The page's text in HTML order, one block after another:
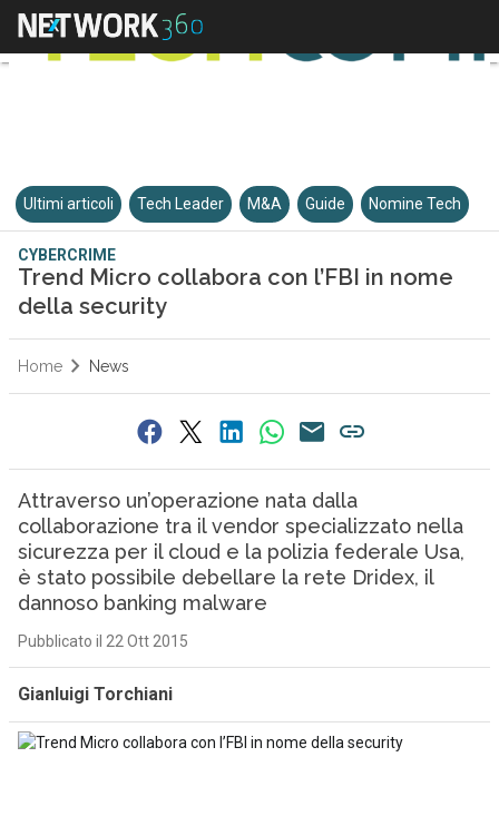
Ultimi articoli Tech Leader M&A Guide Nomine Tech
CYBERCRIME
Trend Micro collabora con l’FBI in nome
della security
Home News
Attraverso un’operazione nata dalla
collaborazione tra il vendor specializzato nella
sicurezza per il cloud e la polizia federale Usa,
è stato possibile debellare la rete Dridex, il
dannoso banking malware
Pubblicato il 22 Ott 2015
Gianluigi Torchiani